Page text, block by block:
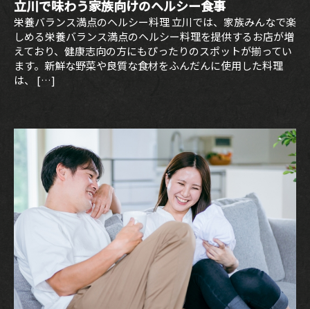
TOP
CONCEPT
PICK UP WINE
MENU
立川で味わう家族向けのヘルシー食事
栄養バランス満点のヘルシー料理 立川では、家族みんなで楽
しめる栄養バランス満点のヘルシー料理を提供するお店が増
えており、健康志向の方にもぴったりのスポットが揃ってい
ます。新鮮な野菜や良質な食材をふんだんに使用した料理
は、 […]